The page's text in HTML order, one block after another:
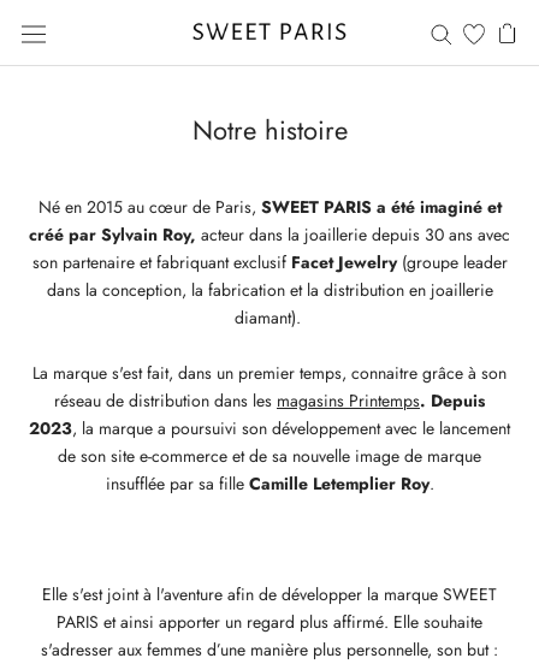
contenu
Notre histoire
Né en 2015 au cœur de Paris, SWEET PARIS a été imaginé et
créé par Sylvain Roy, acteur dans la joaillerie depuis 30 ans avec
son partenaire et fabriquant exclusif Facet Jewelry(groupe leader
dans la conception, la fabrication et la distribution en joaillerie
diamant).
La marque s'est fait, dans un premier temps, connaitre grâce à son
réseau de distribution dans les magasins Printemps. Depuis
2023, la marque a poursuivi son développement avec le lancement
de son site e-commerce et de sa nouvelle image de marque
insufflée par sa fille Camille Letemplier Roy.
Elle s'est joint à l'aventure afin de développer la marque SWEET
PARIS et ainsi apporter un regard plus affirmé. Elle souhaite
s'adresser aux femmes d’une manière plus personnelle, son but :